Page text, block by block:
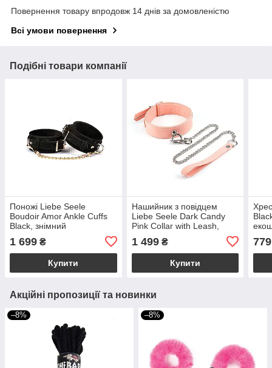
Повернення товару впродовж 14 днів за домовленістю
Всі умови повернення
Подібні товари компанії
Поножі Liebe Seele
Boudoir Amor Ankle Cuffs
Black, знімний
з’єднувальний ланцюжок
1 699 ₴
Купити
Нашийник з повідцем
Liebe Seele Dark Candy
Pink Collar with Leash,
1 499₴
Купити
779
Акційні пропозиції та новинки
–8% –8%